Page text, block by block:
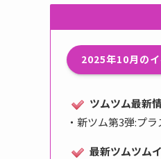
2025年10月の
ツムツム最新
・ 新ツム第3弾:プ
最新ツムツム